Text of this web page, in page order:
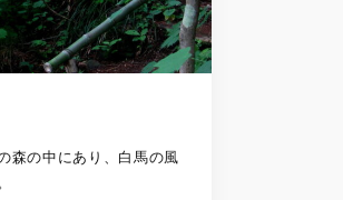
森の中にあり、白馬の風